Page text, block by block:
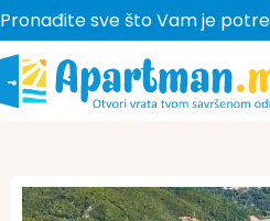
Pronađite sve što Vam je